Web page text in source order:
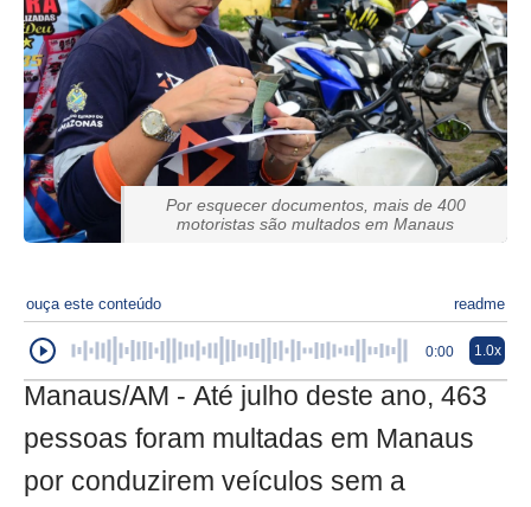
Por esquecer documentos, mais de 400
motoristas são multados em Manaus
ouça este conteúdo readme
0:00 1.0x
Manaus/AM - Até julho deste ano, 463
pessoas foram multadas em Manaus
por conduzirem veículos sem a